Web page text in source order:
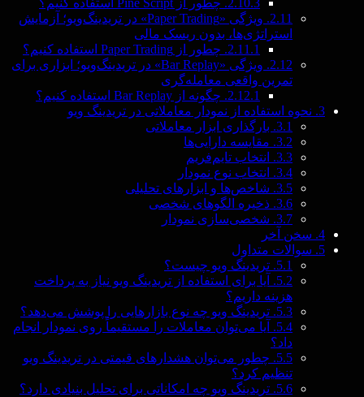
2.10.3. چطور از Pine Script استفاده کنیم؟
2.11.
ویژگی «Paper Trading» در تریدینگ‌ویو؛ آزمایش
استراتژی‌ها، بدون ریسک مالی
2.11.1. چطور از Paper Trading استفاده کنیم؟
2.12.
ویژگی «Bar Replay» در تریدینگ‌ویو؛ ابزاری برای
تمرین واقعی معامله‌گری
2.12.1. چگونه از Bar Replay استفاده کنیم؟
3. نحوه استفاده از نمودار معاملاتی در تریدینگ ویو
3.1. بارگذاری ابزار معاملاتی
3.2. مقایسه دارایی‌ها
3.3.
انتخاب تایم‌فریم
3.4.
انتخاب نوع نمودار
3.5. شاخص‌ها و ابزارهای تحلیلی
3.6. ذخیره الگوهای شخصی
3.7. شخصی‌سازی نمودار
4. سخن آخر
5. سوالات متداول
5.1. تریدینگ ویو چیست؟
5.2.
آیا برای استفاده از تریدینگ ویو نیاز به پرداخت
هزینه داریم؟
5.3. تریدینگ ویو چه نوع بازارهایی را پوشش می‌دهد؟
5.4.
آیا می‌توان معاملات را مستقیماً روی نمودار انجام
داد؟
5.5. چطور می‌توان هشدارهای قیمتی در تریدینگ ویو
تنظیم کرد؟
5.6. تریدینگ ویو چه امکاناتی برای تحلیل بنیادی دارد؟